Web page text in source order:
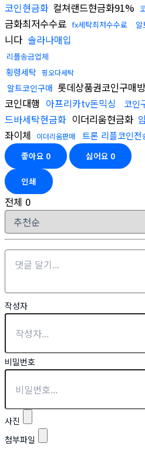
코인현금화 컬쳐랜드현금화91%
금화최저수수료 fx세탁최저수수료 알
니다 솔라나매입
리플송금업체
횡령세탁 핑오다세탁
알트코인구매 롯데상품권코인구매
코인대행 아프리카tv돈믹싱 코인
드바세탁현금화 이더리움현금화
좌이체
이더리움판매 트론 리플코인전
좋아요 0 싫어요 0
인쇄
전체 0
작성자
비밀번호
사진
첨부파일